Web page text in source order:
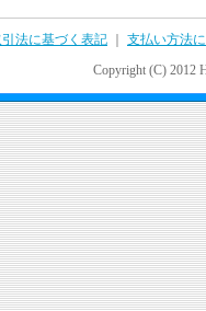
法に基づく表記
支払い方法
Copyright (C) 2012